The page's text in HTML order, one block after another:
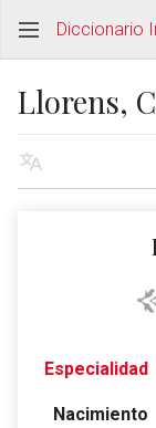
Diccionario
Llorens,
Especialidad
Nacimiento